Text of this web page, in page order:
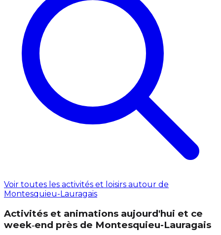
Voir toutes les activités et loisirs autour de
Montesquieu-Lauragais
Activités et animations aujourd'hui et ce
week‑end près de Montesquieu-Lauragais